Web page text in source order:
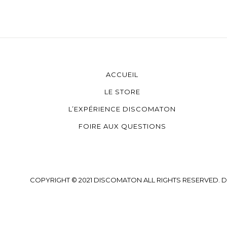
ACCUEIL
LE STORE
L’EXPÉRIENCE DISCOMATON
FOIRE AUX QUESTIONS
COPYRIGHT © 2021 DISCOMATON ALL RIGHTS RESERVED.